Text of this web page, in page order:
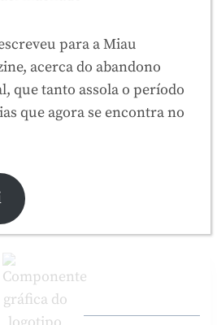
para a Miau
acerca do abandono
que tanto assola o período
que agora se encontra no